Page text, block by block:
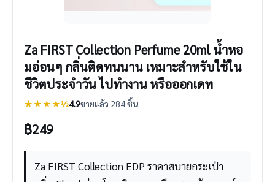
Za FIRST Collection Perfume 20ml น้ำหอ
มอ่อนๆ กลิ่นติดทนนาน เหมาะสำหรับใช้ใน
ชีวิตประจำวัน ไปทำงาน หรือออกเดท
★★★★½4.9ขายแล้ว 284 ชิ้น
฿249
Za FIRST Collection EDP ราคาสบายกระเป๋า